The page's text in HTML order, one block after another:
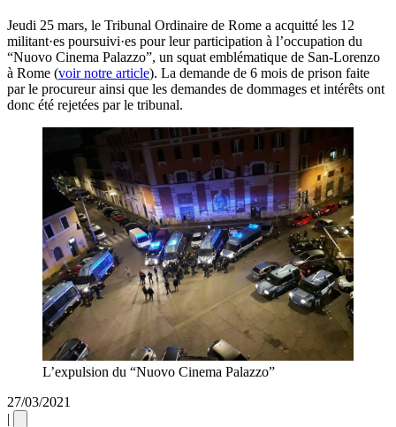
Jeudi 25 mars, le Tribunal Ordinaire de Rome a acquitté les 12
militant·es poursuivi·es pour leur participation à l’occupation du
“Nuovo Cinema Palazzo”, un squat emblématique de San-Lorenzo
à Rome (voir notre article). La demande de 6 mois de prison faite
par le procureur ainsi que les demandes de dommages et intérêts ont
donc été rejetées par le tribunal.
L’expulsion du “Nuovo Cinema Palazzo”
27/03/2021
|